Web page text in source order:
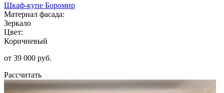
Шкаф-купе Боромир
Материал фасада:
Зеркало
Цвет:
Коричневый
от 39 000 руб.
Рассчитать